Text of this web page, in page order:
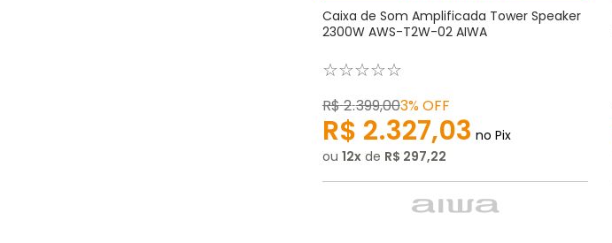
Caixa de Som Amplificada Tower Speaker
2300W AWS-T2W-02 AIWA
☆☆☆☆☆
R$2.399,003%OFF
R$ 2.327,03 no Pix
ou 12 de R$ 297,22